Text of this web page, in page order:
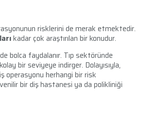
risklerini de merak etmektedir.
kadar çok araştırılan bir konudur.
bolca faydalanır. Tıp sektöründe
bir seviyeye indirger. Dolayısıyla,
operasyonu herhangi bir risk
bir diş hastanesi ya da polikliniği